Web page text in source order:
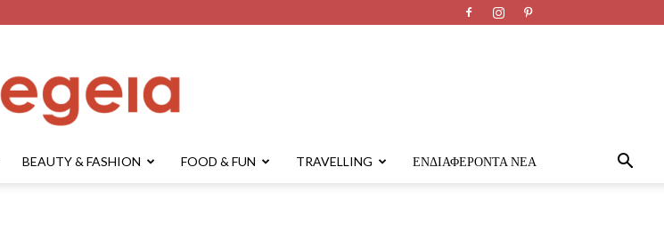
BEAUTY & FASHION FOOD & FUN TRAVELLING ΕΝΔΙΑΦΈΡΟΝΤΑ ΝΈΑ